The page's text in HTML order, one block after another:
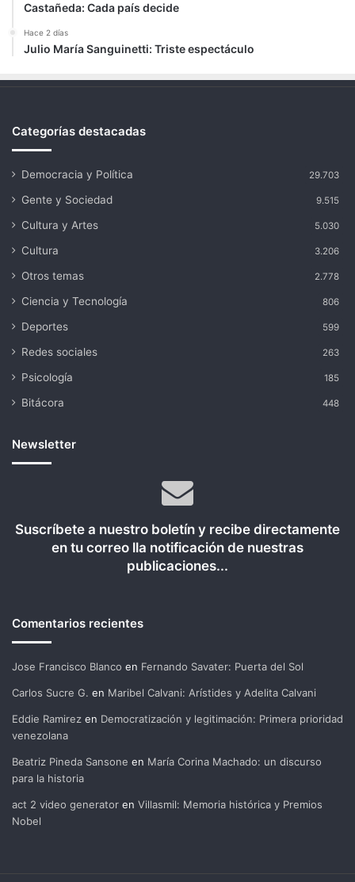
Castañeda: Cada país decide
Hace 2 días
Julio María Sanguinetti: Triste espectáculo
Categorías destacadas
Democracia y Política 29.703
Gente y Sociedad 9.515
Cultura y Artes 5.030
Cultura 3.206
Otros temas 2.778
Ciencia y Tecnología 806
Deportes 599
Redes sociales 263
Psicología 185
Bitácora 448
Newsletter
Suscríbete a nuestro boletín y recibe directamente
en tu correo lla notificación de nuestras
publicaciones...
Comentarios recientes
Jose Francisco Blanco en Fernando Savater: Puerta del Sol
Carlos Sucre G. en Maribel Calvani: Arístides y Adelita Calvani
Eddie Ramirez en Democratización y legitimación: Primera prioridad
venezolana
Beatriz Pineda Sansone en María Corina Machado: un discurso
para la historia
act 2 video generator en Villasmil: Memoria histórica y Premios
Nobel